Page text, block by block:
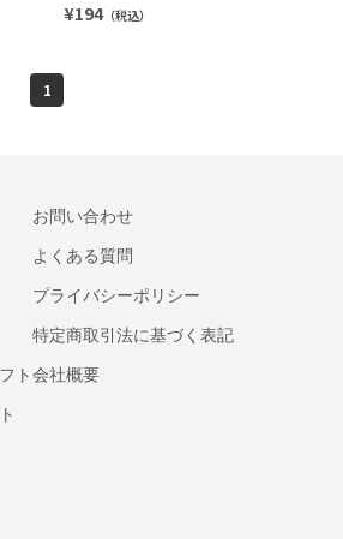
¥194（税込）
1
ト
お問い合わせ
よくある質問
プライバシーポリシー
特定商取引法に基づく表記
会社概要